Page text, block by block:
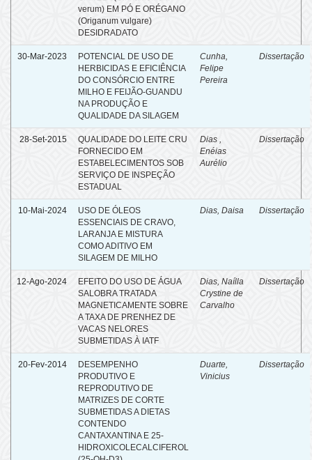
verum) EM PÓ E ORÉGANO
(Origanum vulgare)
DESIDRADATO
30-Mar-2023
POTENCIAL DE USO DE
HERBICIDAS E EFICIÊNCIA
DO CONSÓRCIO ENTRE
MILHO E FEIJÃO-GUANDU
NA PRODUÇÃO E
QUALIDADE DA SILAGEM
Cunha,
Felipe
Pereira
Dissertação
28-Set-2015
QUALIDADE DO LEITE CRU
FORNECIDO EM
ESTABELECIMENTOS SOB
SERVIÇO DE INSPEÇÃO
ESTADUAL
Dias ,
Enéias
Aurélio
Dissertação
10-Mai-2024
USO DE ÓLEOS
ESSENCIAIS DE CRAVO,
LARANJA E MISTURA
COMO ADITIVO EM
SILAGEM DE MILHO
Dias, Daisa Dissertação
12-Ago-2024
EFEITO DO USO DE ÁGUA
SALOBRA TRATADA
MAGNETICAMENTE SOBRE
A TAXA DE PRENHEZ DE
VACAS NELORES
SUBMETIDAS À IATF
Dias, Naílla
Crystine de
Carvalho
Dissertação
20-Fev-2014
DESEMPENHO
PRODUTIVO E
REPRODUTIVO DE
MATRIZES DE CORTE
SUBMETIDAS A DIETAS
CONTENDO
CANTAXANTINA E 25-
HIDROXICOLECALCIFEROL
Duarte,
Vinicius
Dissertação